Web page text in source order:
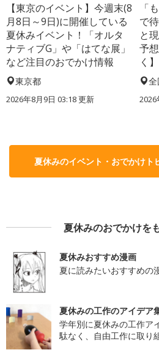
【東京のイベント】今週末(8
月8日～9日)に開催している
夏休みイベント！「オルタ
ナティブG」や「はてな展」
など注目のおでかけ情報
東京都
2026年8月9日 03:18更新
「
で
と
予
く】
全
2026
夏休みのイベント・おでかけト
夏休みのおでかけを
夏休みおすすめ漫画
夏に読みたいおすすめの
夏休みの工作のアイデア
学年別に夏休みの工作ア
駄なく、自由工作に取り